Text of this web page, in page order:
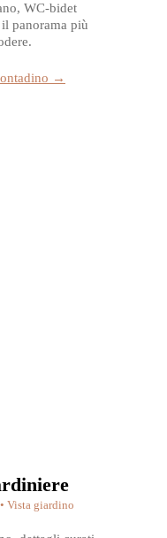
Vista giardino
WC-bidet
panorama più
→